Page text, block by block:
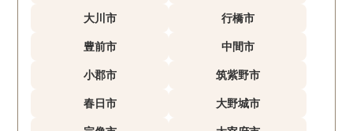
大川市 行橋市
豊前市 中間市
小郡市 筑紫野市
春日市 大野城市